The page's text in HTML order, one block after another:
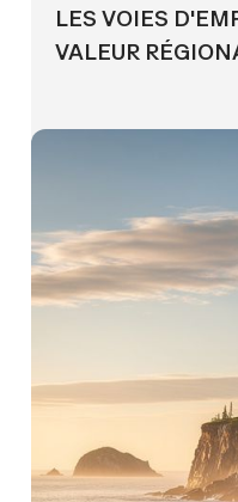
LES VOIES
VALEUR